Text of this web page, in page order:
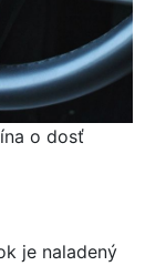
o dosť
je naladený